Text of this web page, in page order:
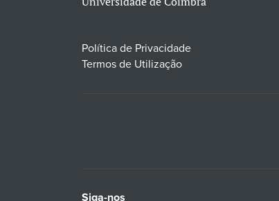
Política de Privacidade
Termos de Utilização
Siga-nos